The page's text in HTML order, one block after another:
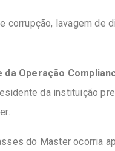
corrupção, lavagem de
da Operação
da instituição
do Master ocorria